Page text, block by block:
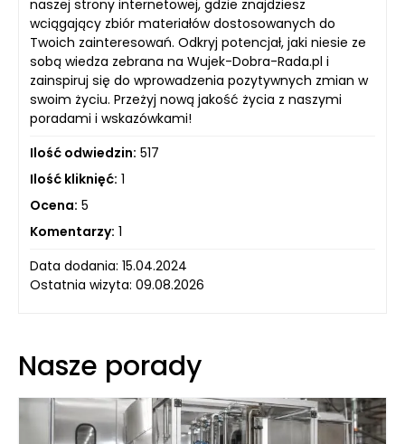
naszej strony internetowej, gdzie znajdziesz
wciągający zbiór materiałów dostosowanych do
Twoich zainteresowań. Odkryj potencjał, jaki niesie ze
sobą wiedza zebrana na Wujek-Dobra-Rada.pl i
zainspiruj się do wprowadzenia pozytywnych zmian w
swoim życiu. Przeżyj nową jakość życia z naszymi
poradami i wskazówkami!
Ilość odwiedzin: 517
Ilość kliknięć: 1
Ocena: 5
Komentarzy: 1
Data dodania: 15.04.2024
Ostatnia wizyta: 09.08.2026
Nasze porady